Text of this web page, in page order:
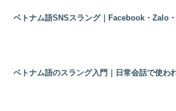
ベトナム語SNSスラング｜Facebook・Zalo
ベトナム語のスラング入門｜日常会話で使わ